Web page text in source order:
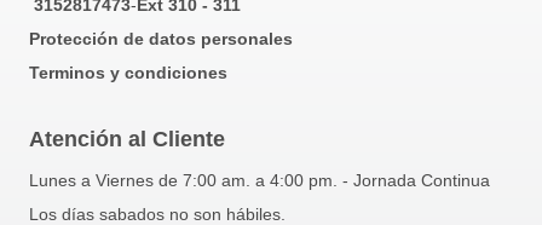
3152817473-Ext 310 - 311
Protección de datos personales
Terminos y condiciones
Atención al Cliente
Lunes a Viernes de 7:00 am. a 4:00 pm. - Jornada Continua
Los días sabados no son hábiles.